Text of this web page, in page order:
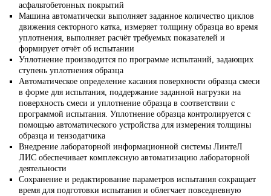
асфальтобетонных покрытий
Машина автоматически выполняет заданное количество циклов
движения секторного катка, измеряет толщину образца во время
уплотнения, выполняет расчёт требуемых показателей и
формирует отчёт об испытании
Уплотнение производится по программе испытаний, задающих
ступень уплотнения образца
Автоматическое определение касания поверхности образца смеси
в форме для испытания, поддержание заданной нагрузки на
поверхность смеси и уплотнение образца в соответствии с
программой испытания. Уплотнение образца контролируется с
помощью автоматического устройства для измерения толщины
образца и тензодатчика
Внедрение лабораторной информационной системы ЛинтеЛ
ЛИС обеспечивает комплексную автоматизацию лабораторной
деятельности
Сохранение и редактирование параметров испытания сокращает
время для подготовки испытания и облегчает повседневную